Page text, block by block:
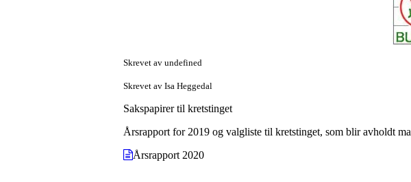
Skrevet av undefined
Skrevet av Isa Heggedal
Sakspapirer til kretstinget
Årsrapport for 2019 og valgliste til kretstinget, som blir avholdt
Årsrapport 2020